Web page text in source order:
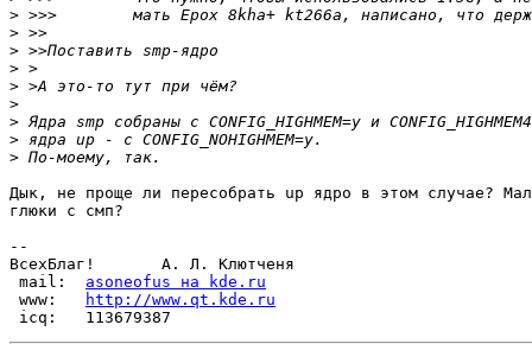
>
>
>
>
>
>
>
>
>
Дык, не проще ли пересобрать up ядро в этом случае?
глюки с смп?
--
ВсехБлаг!       А. Л. Клютченя
asoneofus на kde.ru
http://www.qt.kde.ru